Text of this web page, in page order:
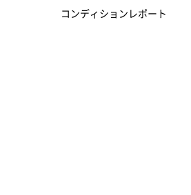
コンディションレポート